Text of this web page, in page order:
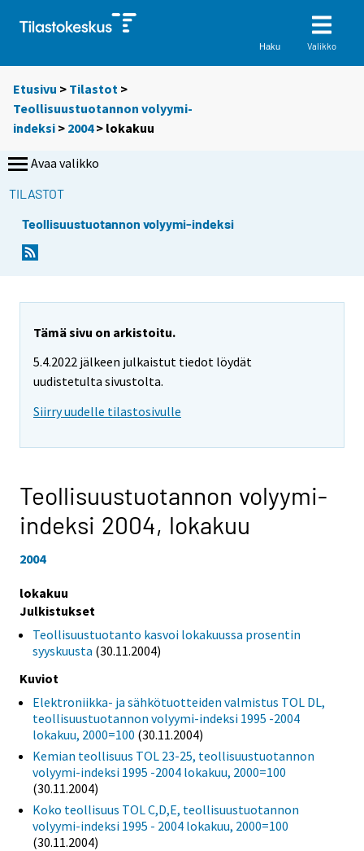
Haku Valikko
Etusivu > Tilastot >
Teollisuustuotannon volyymi-
indeksi > 2004> lokakuu
Avaa valikko
TILASTOT
Teollisuustuotannon volyymi-indeksi
Tämä sivu on arkistoitu.
5.4.2022 jälkeen julkaistut tiedot löydät
uudistetulta sivustolta.
Siirry uudelle tilastosivulle
Teollisuustuotannon volyymi-
indeksi 2004, lokakuu
2004
lokakuu
Julkistukset
Teollisuustuotanto kasvoi lokakuussa prosentin
syyskuusta (30.11.2004)
Kuviot
Elektroniikka- ja sähkötuotteiden valmistus TOL DL,
teollisuustuotannon volyymi-indeksi 1995 -2004
lokakuu, 2000=100 (30.11.2004)
Kemian teollisuus TOL 23-25, teollisuustuotannon
volyymi-indeksi 1995 -2004 lokakuu, 2000=100
(30.11.2004)
Koko teollisuus TOL C,D,E, teollisuustuotannon
volyymi-indeksi 1995 - 2004 lokakuu, 2000=100
(30.11.2004)